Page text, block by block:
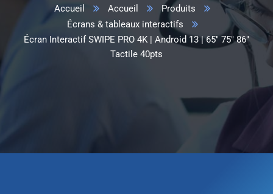
Accueil Accueil
Produits
Écrans & tableaux interactifs
Écran Interactif SWIPE PRO 4K | Android 13 | 65″ 75″ 86″
Tactile 40pts